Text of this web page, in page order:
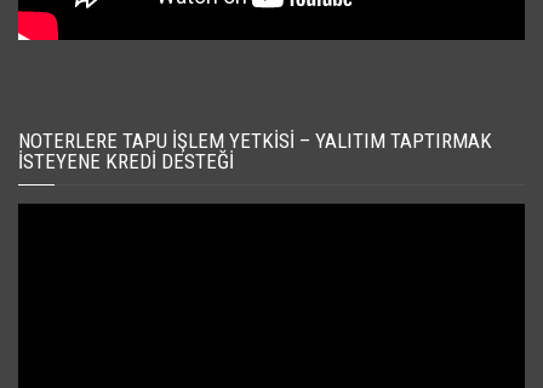
NOTERLERE TAPU İŞLEM YETKISI – YALITIM TAPTIRMAK
İSTEYENE KREDI DESTEĞI